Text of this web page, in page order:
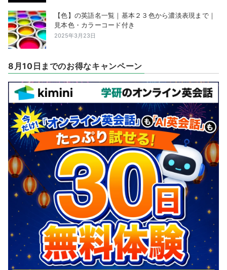
【色】の英語名一覧｜基本２３色から濃淡表現まで｜
見本色・カラーコード付き
2025年3月23日
8月10日までのお得なキャンペーン